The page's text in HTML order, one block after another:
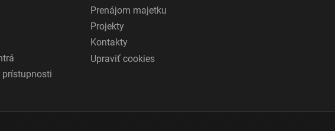
prístupnosti
Prenájom majetku
Projekty
Kontakty
Upraviť cookies